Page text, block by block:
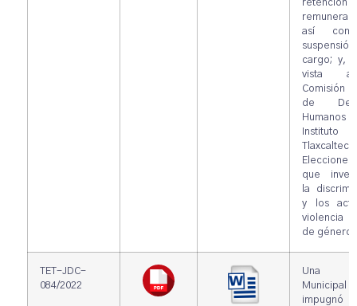
retención
así
cargo; y,
vista
Comisión
de
Instituto
que
la
y los
violencia
de género.
TET-JDC-
084/2022
Una
Municipal
impugnó